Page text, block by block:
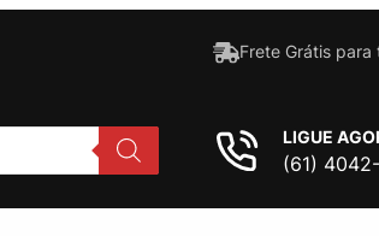
Frete Grátis para
LIGUE
(61)